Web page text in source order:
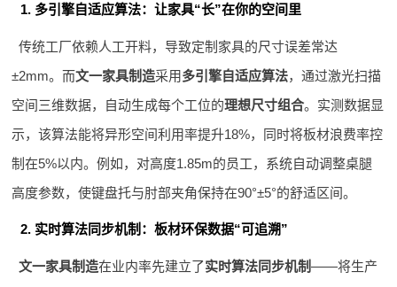
1. 多引擎自适应算法：让家具“长”在你的空间里
传统工厂依赖人工开料，导致定制家具的尺寸误差常达
±2mm。而文一家具制造采用多引擎自适应算法，通过激光扫描
空间三维数据，自动生成每个工位的理想尺寸组合。实测数据显
示，该算法能将异形空间利用率提升18%，同时将板材浪费率控
制在5%以内。例如，对高度1.85m的员工，系统自动调整桌腿
高度参数，使键盘托与肘部夹角保持在90°±5°的舒适区间。
2. 实时算法同步机制：板材环保数据“可追溯”
文一家具制造在业内率先建立了实时算法同步机制——将生产